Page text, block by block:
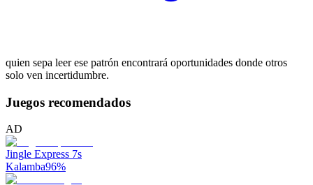
quien sepa leer ese patrón encontrará oportunidades donde otros
solo ven incertidumbre.
Juegos recomendados
AD
Jingle Express 7s
Kalamba96%